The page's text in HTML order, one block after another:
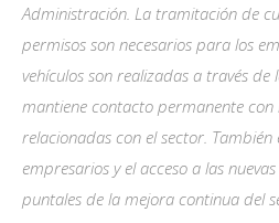
Administración. La tramitación de
permisos son necesarios para los
vehículos son realizadas a través de
mantiene contacto permanente con
relacionadas con el sector. También
empresarios y el acceso a las
puntales de la mejora continua del